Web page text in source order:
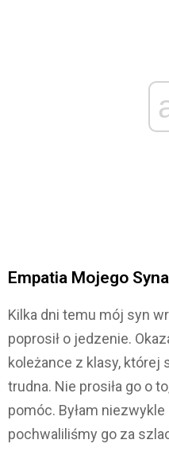
Empatia Mojego Syna
Kilka dni temu mój syn
poprosił o jedzenie.
koleżance z klasy,
trudna. Nie prosiła go o
pomóc. Byłam
pochwaliliśmy go za